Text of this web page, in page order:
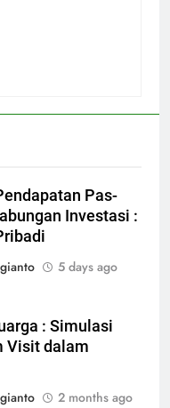
Pas-
Investasi :
5 days ago
: Simulasi
Visit dalam
2 months ago